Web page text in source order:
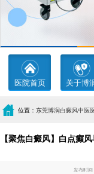
医院首页 关于博
位置： 东莞博润白癜风中医
【聚焦白癜风】白点癫
发布时间